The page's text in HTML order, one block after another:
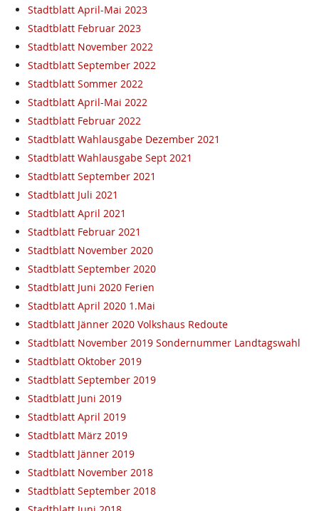
Stadtblatt April-Mai 2023
Stadtblatt Februar 2023
Stadtblatt November 2022
Stadtblatt September 2022
Stadtblatt Sommer 2022
Stadtblatt April-Mai 2022
Stadtblatt Februar 2022
Stadtblatt Wahlausgabe Dezember 2021
Stadtblatt Wahlausgabe Sept 2021
Stadtblatt September 2021
Stadtblatt Juli 2021
Stadtblatt April 2021
Stadtblatt Februar 2021
Stadtblatt November 2020
Stadtblatt September 2020
Stadtblatt Juni 2020 Ferien
Stadtblatt April 2020 1.Mai
Stadtblatt Jänner 2020 Volkshaus Redoute
Stadtblatt November 2019 Sondernummer Landtagswahl
Stadtblatt Oktober 2019
Stadtblatt September 2019
Stadtblatt Juni 2019
Stadtblatt April 2019
Stadtblatt März 2019
Stadtblatt Jänner 2019
Stadtblatt November 2018
Stadtblatt September 2018